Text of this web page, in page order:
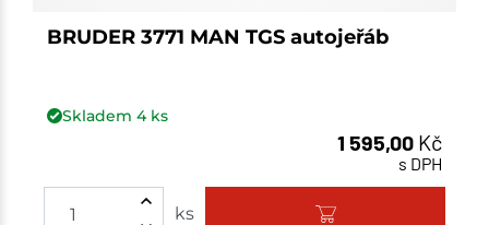
BRUDER 3771 MAN TGS autojeřáb
Skladem 4ks
1 595,00 Kč
s DPH
ks Množství